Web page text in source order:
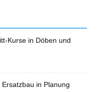
Kurse in Döben und
in Planung